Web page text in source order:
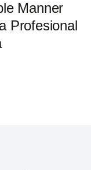
Manner
Profesional